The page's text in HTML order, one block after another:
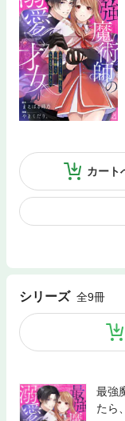
カート
シリーズ 全9冊
最強
たら